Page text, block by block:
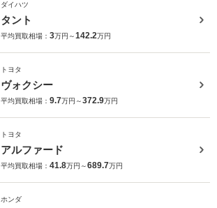
ダイハツ
タント
平均買取相場： 3万円～142.2万円
トヨタ
ヴォクシー
平均買取相場： 9.7万円～372.9万円
トヨタ
アルファード
平均買取相場： 41.8万円～689.7万円
ホンダ